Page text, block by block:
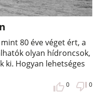
80 éve véget ért, a
olyan hídroncsok,
ki. Hogyan lehetséges
0 0